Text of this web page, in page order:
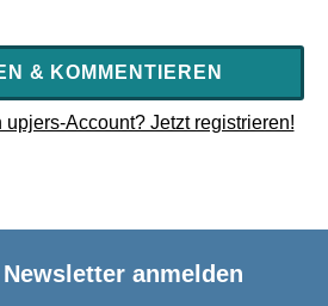
& KOMMENTIEREN
upjers-Account? Jetzt registrieren!
anmelden